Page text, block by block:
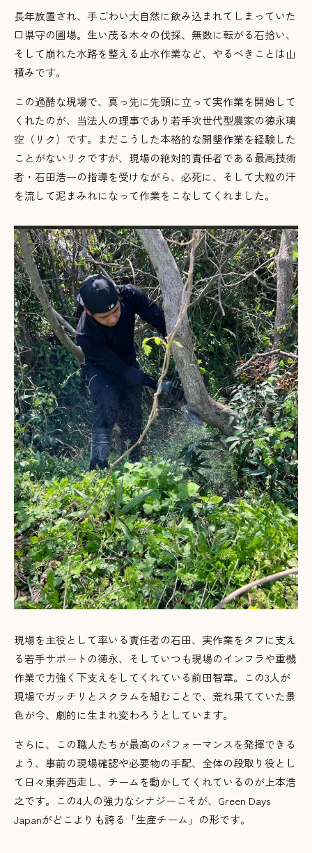
長年放置され、手ごわい大自然に飲み込まれてしまっていた
口県守の圃場。生い茂る木々の伐採、無数に転がる石拾い、
そして崩れた水路を整える止水作業など、やるべきことは山
積みです。
この過酷な現場で、真っ先に先頭に立って実作業を開始して
くれたのが、当法人の理事であり若手次世代型農家の徳永璃
空（リク）です。まだこうした本格的な開墾作業を経験した
ことがないリクですが、現場の絶対的責任者である最高技術
者・石田浩一の指導を受けながら、必死に、そして大粒の汗
を流して泥まみれになって作業をこなしてくれました。
現場を主役として率いる責任者の石田、実作業をタフに支え
る若手サポートの徳永、そしていつも現場のインフラや重機
作業で力強く下支えをしてくれている前田智章。この3人が
現場でガッチリとスクラムを組むことで、荒れ果てていた景
色が今、劇的に生まれ変わろうとしています。
さらに、この職人たちが最高のパフォーマンスを発揮できる
よう、事前の現場確認や必要物の手配、全体の段取り役とし
て日々東奔西走し、チームを動かしてくれているのが上本浩
之です。この4人の強力なシナジーこそが、Green Days
Japanがどこよりも誇る「生産チーム」の形です。